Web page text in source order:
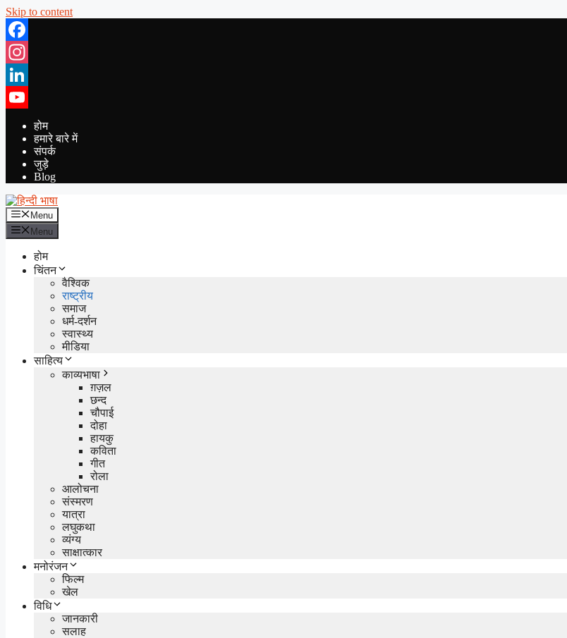
Skip to content
Facebook
Instagram
LinkedIn
YouTube
होम
हमारे बारे में
संपर्क
जुड़े
Blog
Menu
Menu
होम
चिंतन
वैश्विक
राष्ट्रीय
समाज
धर्म-दर्शन
स्वास्थ्य
मीडिया
साहित्य
काव्यभाषा
ग़ज़ल
छन्द
चौपाई
दोहा
हायकु
कविता
गीत
रोला
आलोचना
संस्मरण
यात्रा
लघुकथा
व्यंग्य
साक्षात्कार
मनोरंजन
फिल्म
खेल
विधि
जानकारी
सलाह